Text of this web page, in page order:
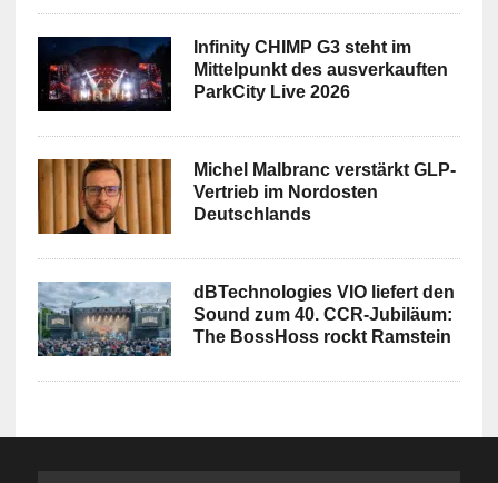
Infinity CHIMP G3 steht im
Mittelpunkt des ausverkauften
ParkCity Live 2026
Michel Malbranc verstärkt GLP-
Vertrieb im Nordosten
Deutschlands
dBTechnologies VIO liefert den
Sound zum 40. CCR-Jubiläum:
The BossHoss rockt Ramstein